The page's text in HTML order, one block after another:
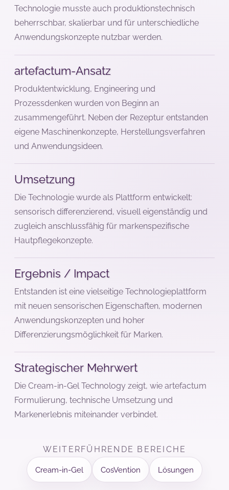
Technologie musste auch produktionstechnisch
beherrschbar, skalierbar und für unterschiedliche
Anwendungskonzepte nutzbar werden.
artefactum-Ansatz
Produktentwicklung, Engineering und
Prozessdenken wurden von Beginn an
zusammengeführt. Neben der Rezeptur entstanden
eigene Maschinenkonzepte, Herstellungsverfahren
und Anwendungsideen.
Umsetzung
Die Technologie wurde als Plattform entwickelt:
sensorisch differenzierend, visuell eigenständig und
zugleich anschlussfähig für markenspezifische
Hautpflegekonzepte.
Ergebnis / Impact
Entstanden ist eine vielseitige Technologieplattform
mit neuen sensorischen Eigenschaften, modernen
Anwendungskonzepten und hoher
Differenzierungsmöglichkeit für Marken.
Strategischer Mehrwert
Die Cream-in-Gel Technology zeigt, wie artefactum
Formulierung, technische Umsetzung und
Markenerlebnis miteinander verbindet.
WEITERFÜHRENDE BEREICHE
Cream-in-Gel CosVention Lösungen